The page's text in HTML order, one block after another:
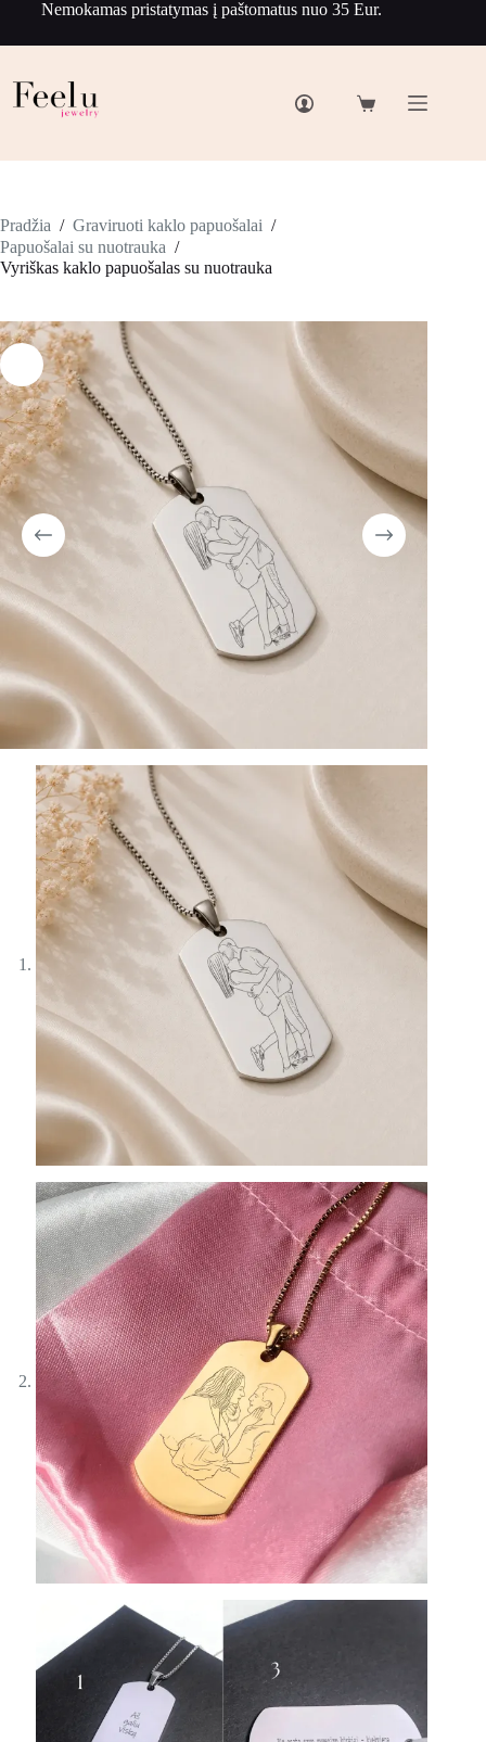
Nemokamas pristatymas į paštomatus nuo 35 Eur.
Pradžia / Graviruoti kaklo papuošalai /
Papuošalai su nuotrauka /
Vyriškas kaklo papuošalas su nuotrauka